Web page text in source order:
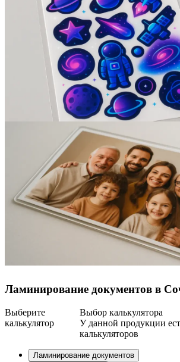
Ламинирование документов в
Выберите
калькулятор
Выбор калькулятора
У данной продукции
калькуляторов
Ламинирование документов